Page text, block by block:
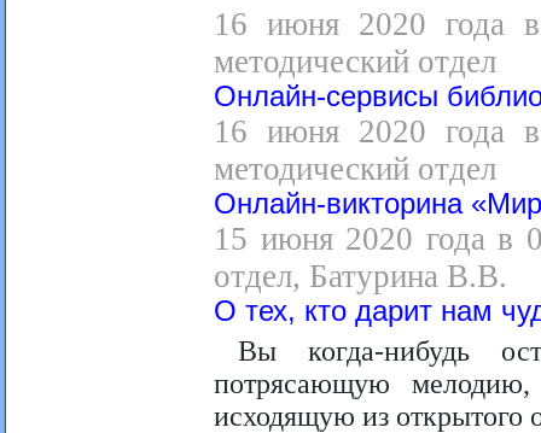
16 июня 2020 года в
методический отдел
Онлайн-сервисы
16 июня 2020 года в
методический отдел
Онлайн-викторина
15 июня 2020 года в
отдел, Батурина В.В.
О тех, кто дарит нам
Вы когда-нибудь
потрясающую
исходящую из открытого